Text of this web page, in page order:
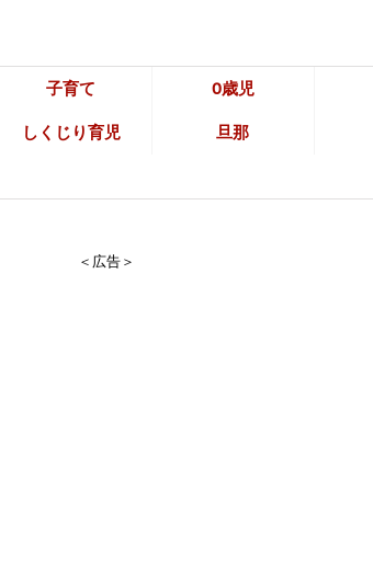
子育て 0歳児
しくじり育児 旦那
＜広告＞